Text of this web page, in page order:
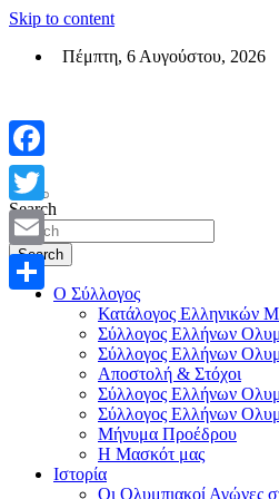
Skip to content
Πέμπτη, 6 Αυγούστου, 2026
Επίσημη σελίδα του θεσμικού
Search
Search
Ο Σύλλογος
Κατάλογος Ελληνικών
Σύλλογος Ελλήνων
Σύλλογος Ελλήνων
Αποστολή & Στόχοι
Σύλλογος Ελλήνων
Σύλλογος Ελλήνων
Μήνυμα Προέδρου
Η Μασκότ μας
Ιστορία
Οι Ολυμπιακοί Αγώνες
Facebook
Twitter
Email
Μοιραστείτε